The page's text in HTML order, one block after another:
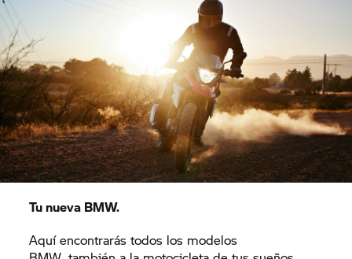
Tu nueva BMW.
Aquí encontrarás todos los modelos